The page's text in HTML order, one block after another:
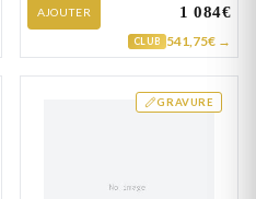
AJOUTER 1 084€
CLUB 541,75€ →
GRAVURE